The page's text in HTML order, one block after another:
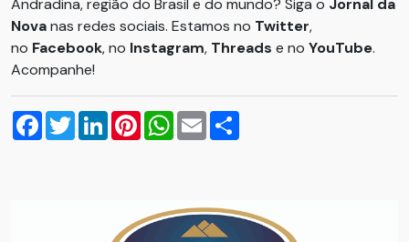
Andradina, região do Brasil e do mundo? Siga o Jornal da
Novanas redes sociais. Estamos no Twitter,
no Facebook, no Instagram, Threads e no YouTube.
Acompanhe!
Facebook
TwitterLinkedInPinterestWhatsApp
Email